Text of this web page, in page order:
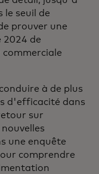
le seuil de
prouver une
2024 de
à de plus
d'efficacité dans
sur
une enquête
comprendre